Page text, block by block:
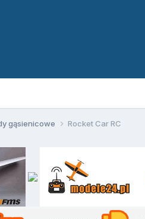
gąsienicowe Rocket Car RC